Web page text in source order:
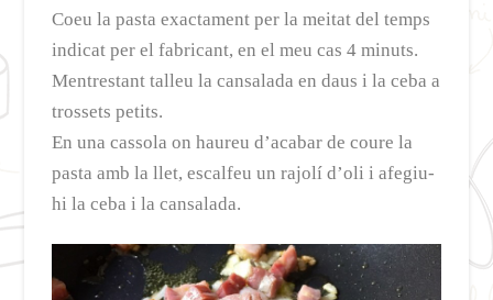
Coeu la pasta exactament per la meitat del temps
indicat per el fabricant, en el meu cas 4 minuts.
Mentrestant talleu la cansalada en daus i la ceba a
trossets petits.
En una cassola on haureu d’acabar de coure la
pasta amb la llet, escalfeu un rajolí d’oli i afegiu-
hi la ceba i la cansalada.